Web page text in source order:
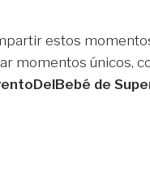
estos
momentos únicos,
de